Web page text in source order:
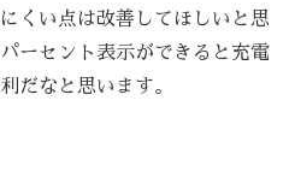
くい点は改善してほしいと思
ーセント表示ができると充電
だなと思います。